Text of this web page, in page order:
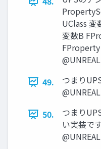
UClass
変数B
49.
つまり
50.
つまり
い実装で